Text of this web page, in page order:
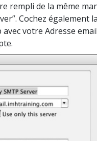
rempli de la même
Cochez également
avecvotre Adresse
.